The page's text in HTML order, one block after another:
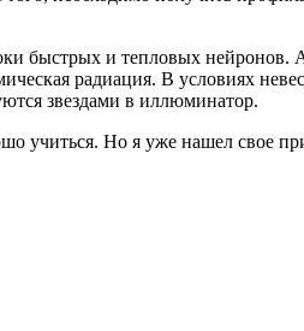
быстрых и тепловых
радиация. В условиях
звездами в иллюминатор.
учиться. Но я уже нашел свое